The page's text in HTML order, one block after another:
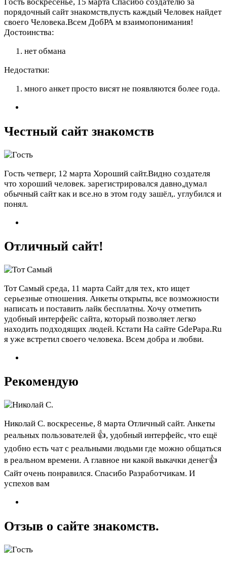
Гость воскресенье, 15 марта Спасибо создателю за
порядочный сайт знакомств,пусть каждый Человек найдет
своего Человека.Всем ДобРА м взаимопонимания!
Достоинства:
нет обмана
Недостатки:
много анкет просто висят не появляются более года.
Честный сайт знакомств
Гость четверг, 12 марта Хороший сайт.Видно создателя
что хороший человек. зарегистрировался давно,думал
обычный сайт как и все.но в этом году зашёл,. углубился и
понял.
Отличный сайт!
Тот Самый среда, 11 марта Сайт для тех, кто ищет
серьезные отношения. Анкеты открыты, все возможности
написать и поставить лайк бесплатны. Хочу отметить
удобный интерфейс сайта, который позволяет легко
находить подходящих людей. Кстати На сайте GdePapa.Ru
я уже встретил своего человека. Всем добра и любви.
Рекомендую
Николай С. воскресенье, 8 марта Отличный сайт. Анкеты
реальных пользователей 👍, удобный интерфейс, что ещё
удобно есть чат с реальными людьми где можно общаться
в реальном времени. А главное ни какой выкачки денег👍
Сайт очень понравился. Спасибо Разработчикам. И
успехов вам
Отзыв о сайте знакомств.